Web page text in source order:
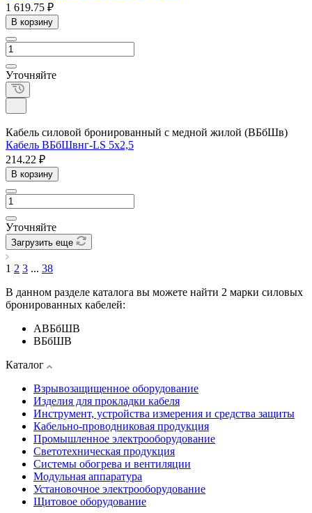
1 619.75 ₽
В корзину
Уточняйте
Кабель силовой бронированный с медной жилой (ВБбШв)
Кабель ВБбШвнг-LS 5х2,5
214.22 ₽
В корзину
Уточняйте
Загрузить еще
1 2 3 ... 38
В данном разделе каталога вы можете найти 2 марки силовых
бронированных кабелей:
АВБбШВ
ВБбШВ
Каталог
Взрывозащищенное оборудование
Изделия для прокладки кабеля
Инструмент, устройства измерения и средства защиты
Кабельно-проводниковая продукция
Промышленное электрооборудование
Светотехническая продукция
Системы обогрева и вентиляции
Модульная аппаратура
Установочное электрооборудование
Щитовое оборудование